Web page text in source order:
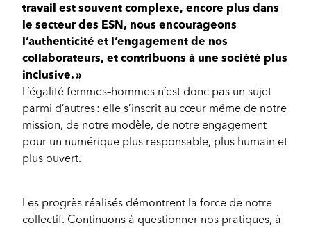
travail est souvent complexe, encore plus dans
le secteur des ESN, nous encourageons
l’authenticité et l’engagement de nos
collaborateurs, et contribuons à une société plus
inclusive. »
L’égalité femmes–hommes n’est donc pas un sujet
parmi d’autres : elle s’inscrit au cœur même de notre
mission, de notre modèle, de notre engagement
pour un numérique plus responsable, plus humain et
plus ouvert.
Les progrès réalisés démontrent la force de notre
collectif. Continuons à questionner nos pratiques, à